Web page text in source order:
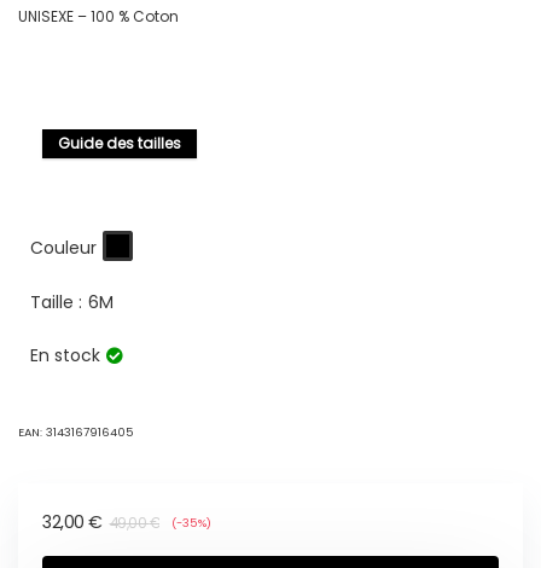
UNISEXE – 100 % Coton
Guide des tailles
Couleur
Taille : 6M
En stock
EAN: 3143167916405
49,00€
32,00 € (-35%)